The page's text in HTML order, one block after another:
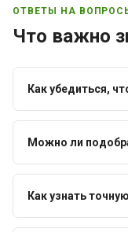
ОТВЕТЫ НА
Что важно
Как убедиться,
Можно ли
Как узнать